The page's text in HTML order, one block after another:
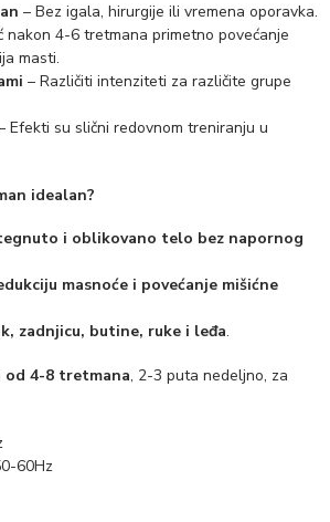
– Bez igala, hirurgije ili vremena oporavka.
nakon 4-6 tretmana primetno povećanje
masti.
– Različiti intenziteti za različite grupe
Efekti su slični redovnom treniranju u
idealan?
i oblikovano telo bez napornog
masnoće i povećanje mišićne
zadnjicu, butine, ruke i leđa.
od 4-8 tretmana, 2-3 puta nedeljno, za
60Hz